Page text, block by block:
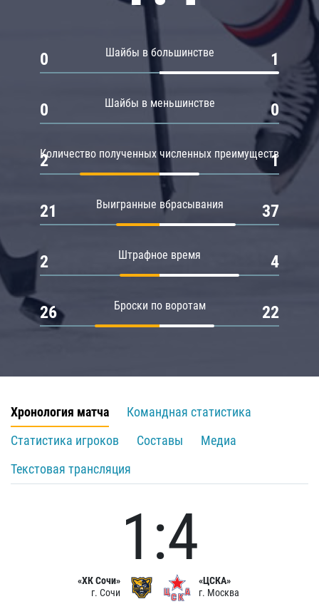
Шайбы в большинстве
0 1
Шайбы в меньшинстве
0 0
Количество полученных численных преимуществ
2 1
Выигранные вбрасывания
21 37
Штрафное время
2 4
Броски по воротам
26 22
Хронология матча
Командная статистика
Статистика игроков
Составы
Медиа
Текстовая трансляция
«ХК Сочи»
г. Сочи
1:4
«ЦСКА»
г. Москва